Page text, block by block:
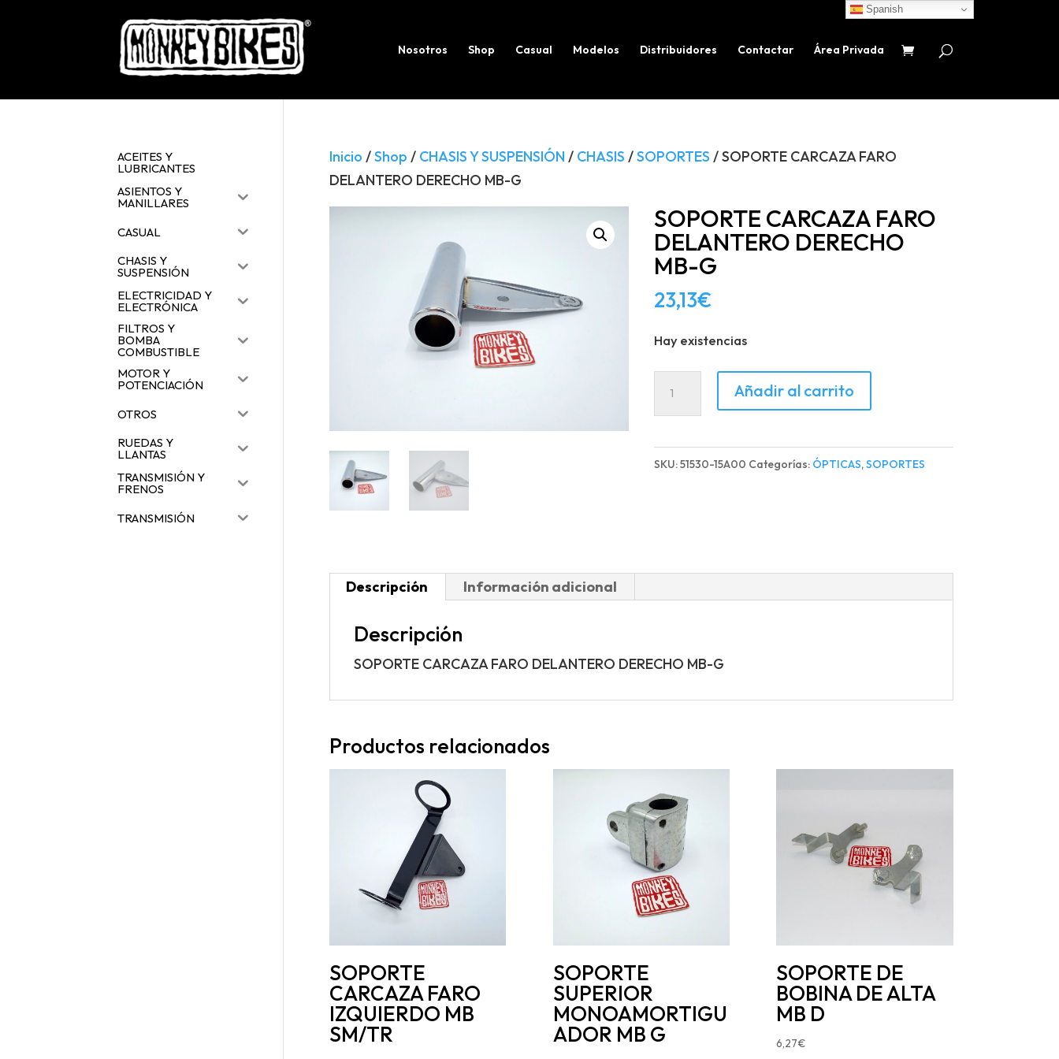
Nosotros Shop Casual Modelos Distribuidores Contactar Área Privada
productos
Inicio /Shop / CHASIS Y SUSPENSIÓN / CHASIS /SOPORTES / SOPORTE CARCAZA FARO
DELANTERO DERECHO MB-G
SOPORTE CARCAZA FARO
DELANTERO DERECHO
MB-G
23,13€
Hay existencias
CARCAZA
DELANTERO
Añadir al carrito
SKU:51530-15A00 Categorías: ÓPTICAS,SOPORTES
Descripción Información adicional
Descripción
SOPORTE CARCAZA FARO DELANTERO DERECHO MB-G
Productos relacionados
SOPORTE
CARCAZA FARO
IZQUIERDO MB
SM/TR
SOPORTE
SUPERIOR
MONOAMORTIGU
ADOR MB G
SOPORTE DE
BOBINA DE ALTA
MB D
6,27€
ACEITES Y
LUBRICANTES
ASIENTOS Y
MANILLARES
CASUAL
CHASIS Y
SUSPENSIÓN
ELECTRICIDAD Y
ELECTRÓNICA
FILTROS Y
BOMBA
COMBUSTIBLE
MOTOR Y
POTENCIACIÓN
OTROS
RUEDAS Y
LLANTAS
TRANSMISIÓN Y
FRENOS
TRANSMISIÓN
Spanish